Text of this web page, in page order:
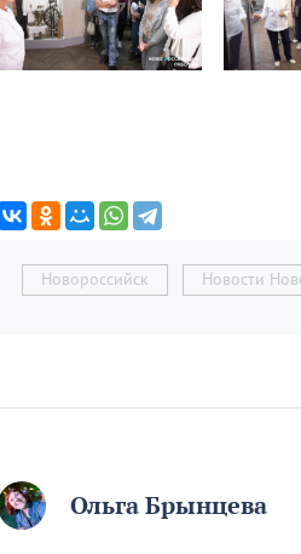
Новороссийск Новости
Ольга Брынцева